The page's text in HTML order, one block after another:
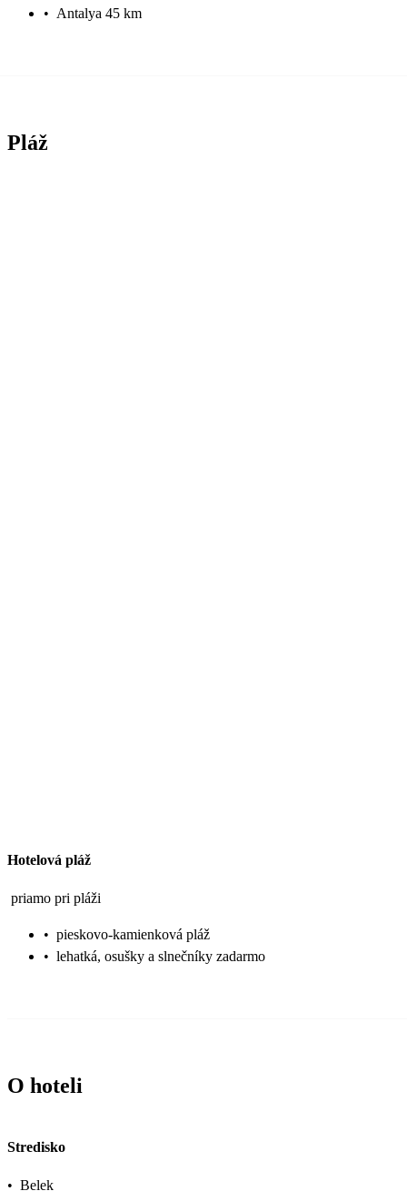
• Antalya 45 km
Pláž
Hotelová pláž
priamo pri pláži
• pieskovo-kamienková pláž
• lehatká, osušky a slnečníky zadarmo
O hoteli
Stredisko
• Belek